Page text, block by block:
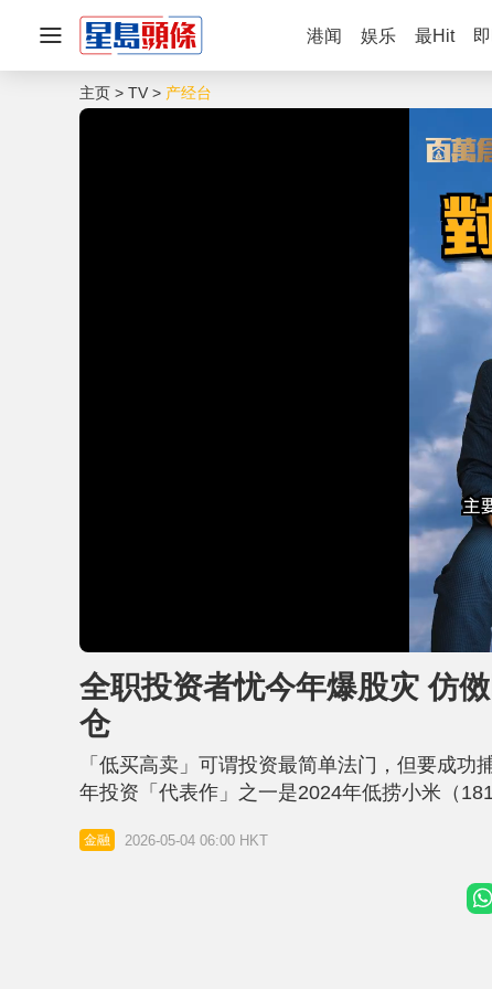
港闻 娱乐 最Hit
主页 TV 产经台
n
u
t
e
o
d
e
:
2
%
全职投资者忧今年爆股灾 仿
仓
「低买高卖」可谓投资最简单法门，但要成
年投资「代表作」之一是2024年低捞小米（
美股今年可能出现股灾，三大指数将由高位大
保留50%现金，静待股灾扫龙头科技股。 成
金融 2026-05-04 06:00 HKT